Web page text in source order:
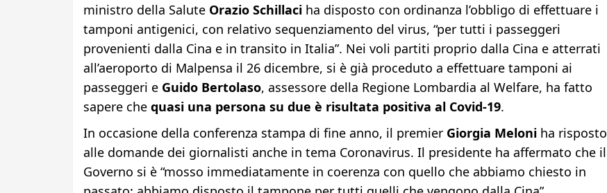
ministro della SaluteOrazio Schillaciha disposto con ordinanza l’obbligo di effettuare i
tamponi antigenici, con relativo sequenziamento del virus, “per tutti i passeggeri
provenienti dalla Cina e in transito in Italia”. Nei voli partiti proprio dalla Cina e atterrati
all’aeroporto di Malpensa il 26 dicembre, si è già proceduto a effettuare tamponi ai
passeggeri e Guido Bertolaso, assessore della Regione Lombardia al Welfare, ha fatto
sapere chequasi una persona su due è risultata positiva al Covid-19.
In occasione della conferenza stampa di fine anno, il premierGiorgia Meloniha risposto
alle domande dei giornalisti anche in tema Coronavirus. Il presidente ha affermato che il
Governo si è “mosso immediatamente in coerenza con quello che abbiamo chiesto in